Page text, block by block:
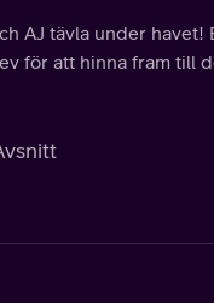
AJ tävla under
för att hinna fram till